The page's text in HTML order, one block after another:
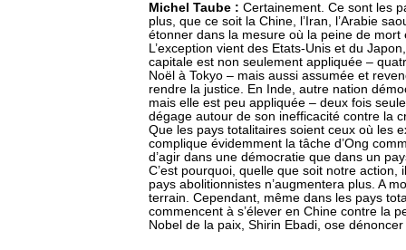
Michel Taube : Certainement. Ce sont les
plus, que ce soit la Chine, l’Iran, l’Arabie
étonner dans la mesure où la peine de mort
L’exception vient des Etats-Unis et du
capitale est non seulement appliquée –
Noël à Tokyo – mais aussi assumée et
rendre la justice. En Inde, autre nation
mais elle est peu appliquée – deux fois
dégage autour de son inefficacité contre la
Que les pays totalitaires soient ceux où les
complique évidemment la tâche d’Ong
d’agir dans une démocratie que dans un
C’est pourquoi, quelle que soit notre
pays abolitionnistes n’augmentera plus. A
terrain. Cependant, même dans les pays
commencent à s’élever en Chine contre la
Nobel de la paix, Shirin Ebadi, ose